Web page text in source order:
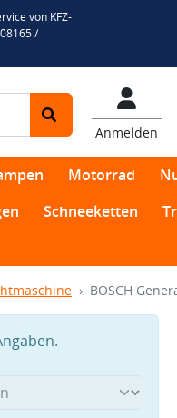
von KFZ-
/
Anmelden
Motorrad
Schneeketten
BOSCH